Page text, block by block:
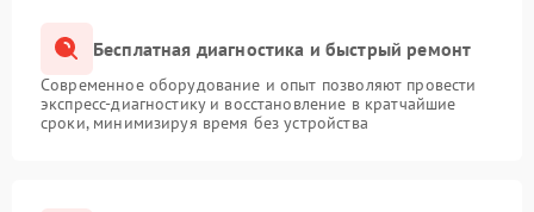
Бесплатная диагностика и быстрый ремонт
Современное оборудование и опыт позволяют провести
экспресс-диагностику и восстановление в кратчайшие
сроки, минимизируя время без устройства